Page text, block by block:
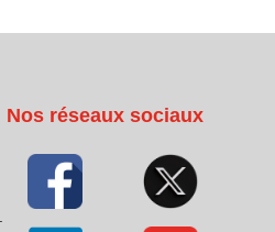
Nos réseaux sociaux